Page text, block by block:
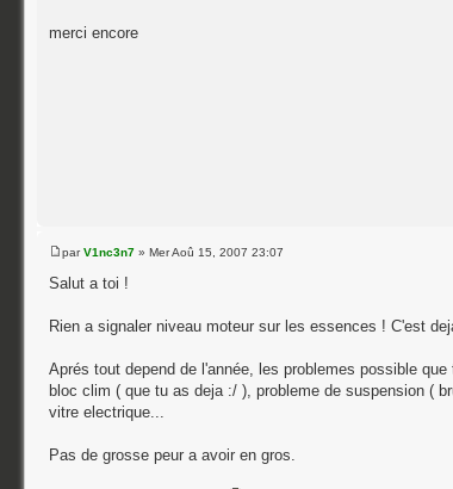
merci encore
parV1nc3n7 » Mer Aoû 15, 2007 23:07
Salut a toi !
Rien a signaler niveau moteur sur les essences ! C'est
Aprés tout depend de l'année, les problemes possible
bloc clim ( que tu as deja :/ ), probleme de suspension (
vitre electrique...
Pas de grosse peur a avoir en gros.